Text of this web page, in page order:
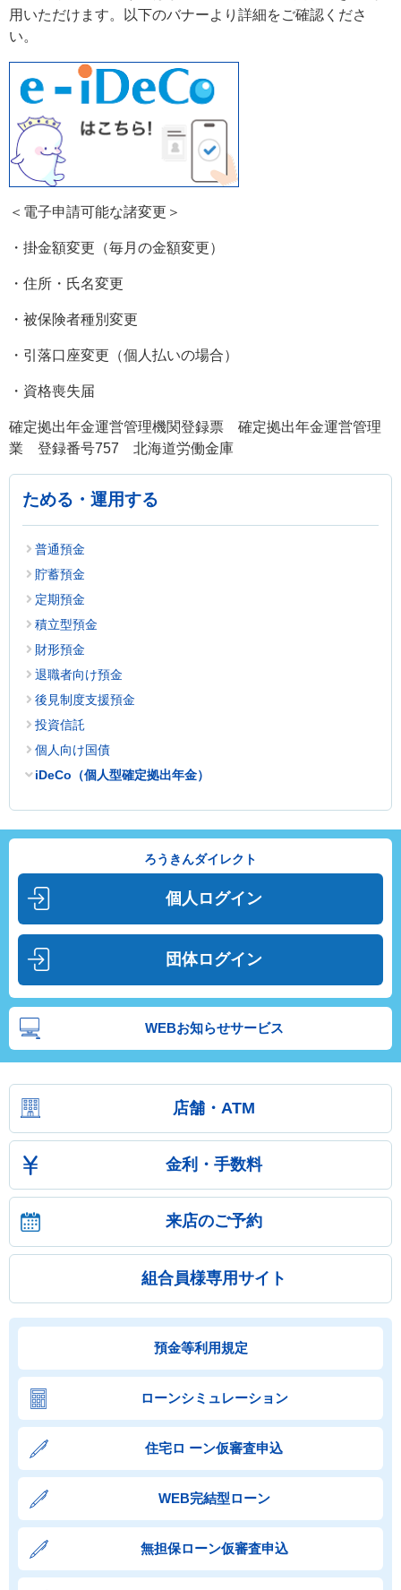
用いただけます。以下のバナーより詳細をご確認くださ
い。
＜電子申請可能な諸変更＞
・掛金額変更（毎月の金額変更）
・住所・氏名変更
・被保険者種別変更
・引落口座変更（個人払いの場合）
・資格喪失届
確定拠出年金運営管理機関登録票 確定拠出年金運営管理
業 登録番号757 北海道労働金庫
ためる・運用する
普通預金
貯蓄預金
定期預金
積立型預金
財形預金
退職者向け預金
後見制度支援預金
投資信託
個人向け国債
iDeCo（個人型確定拠出年金）
ろうきんダイレクト
個人ログイン
団体ログイン
WEBお知らせサービス
店舗・ATM
金利・手数料
来店のご予約
組合員様専用サイト
預金等利用規定
ローンシミュレーション
住宅ロ ーン仮審査申込
WEB完結型ローン
無担保ローン仮審査申込